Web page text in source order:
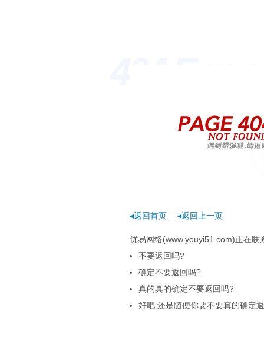
◂返回首页 ◂返回上一页
优易网络(www.youyi51.com)正在
不要返回吗?
确定不要返回吗?
真的真的确定不要返回吗?
好吧.还是随便你要不要真的确定